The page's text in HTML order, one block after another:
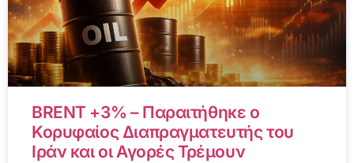
BRENT +3% – Παραιτήθηκε ο
Κορυφαίος Διαπραγματευτής του
Ιράν και οι Αγορές Τρέμουν